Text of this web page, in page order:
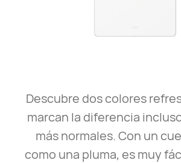
Descubre dos colores
marcan la diferencia
más normales. Con un
como una pluma, es muy